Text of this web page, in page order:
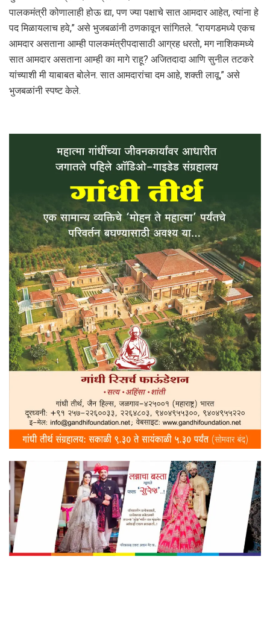
पालकमंत्री कोणालाही होऊ द्या, पण ज्या पक्षाचे सात आमदार आहेत, त्यांना हे
पद मिळायलाच हवे,” असे भुजबळांनी ठणकावून सांगितले. “रायगडमध्ये एकच
आमदार असताना आम्ही पालकमंत्रीपदासाठी आग्रह धरतो, मग नाशिकमध्ये
सात आमदार असताना आम्ही का मागे राहू? अजितदादा आणि सुनील तटकरे
यांच्याशी मी याबाबत बोलेन. सात आमदारांचा दम आहे, शक्ती लावू,” असे
भुजबळांनी स्पष्ट केले.